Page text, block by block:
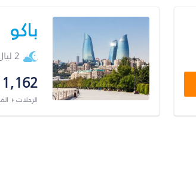
باكو
2 ليال
الرحلات +